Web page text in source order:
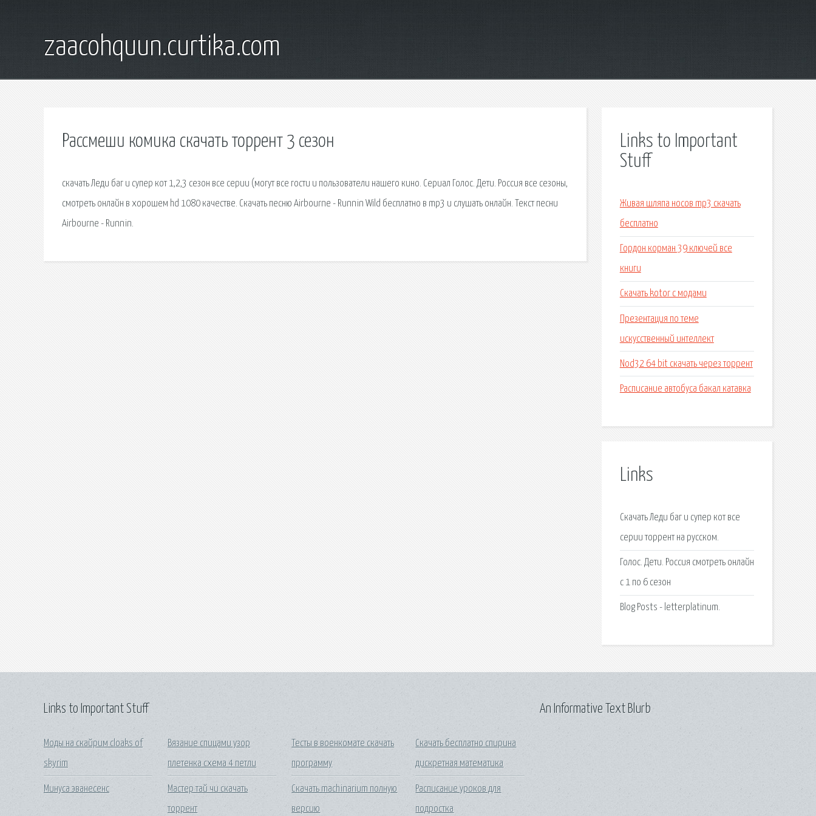
zaacohquun.curtika.com
Рассмеши комика скачать торрент 3 сезон
скачать Леди баг и супер кот 1,2,3 сезон все серии (могут все гости и пользователи нашего кино. Сериал Голос. Дети. Россия все сезоны,
смотреть онлайн в хорошем hd 1080 качестве. Скачать песню Airbourne - Runnin Wild бесплатно в mp3 и слушать онлайн. Текст песни
Airbourne - Runnin.
Links to Important
Stuff
Живая шляпа носов mp3 скачать
бесплатно
Гордон корман 39 ключей все
книги
Скачать kotor с модами
Презентация по теме
искусственный интеллект
Nod32 64 bit скачать через торрент
Расписание автобуса бакал катавка
Links
Скачать Леди баг и супер кот все
серии торрент на русском.
Голос. Дети. Россия смотреть онлайн
с 1 по 6 сезон
Blog Posts - letterplatinum.
Links to Important Stuff
Моды на скайрим cloaks of
skyrim
Минуса эванесенс
Вязание спицами узор
плетенка схема 4 петли
Мастер тай чи скачать
торрент
Тесты в военкомате скачать
программу
Скачать machinarium полную
версию
Скачать бесплатно спирина
дискретная математика
Расписание уроков для
подростка
An Informative Text Blurb